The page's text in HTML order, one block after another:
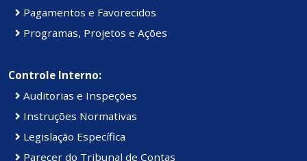
Pagamentos e Favorecidos
Programas, Projetos e Ações
Controle Interno:
Auditorias e Inspeções
Instruções Normativas
Legislação Específica
Parecer do Tribunal de Contas